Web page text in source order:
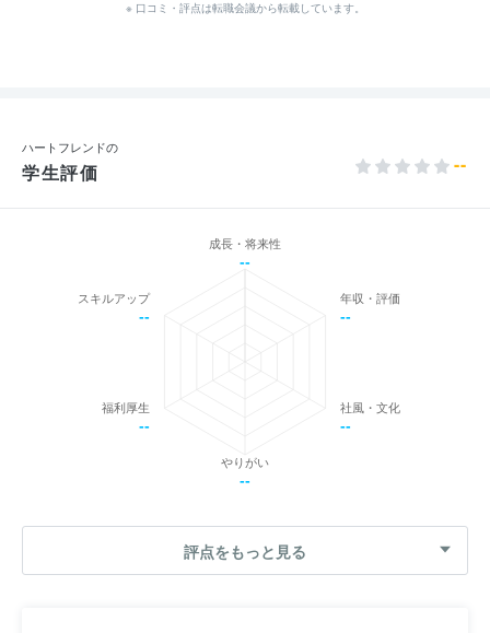
※ 口コミ・評点は転職会議から転載しています。
ハートフレンドの
学生評価 --
成長・将来性
--
年収・評価
--
社風・文化
--
やりがい
--
福利厚生
--
スキルアップ
--
評点をもっと見る